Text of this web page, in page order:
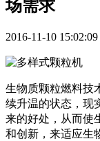
场需求
2016-11-10 15:02:09
生物质颗粒燃料技
续升温的状态，现
来的好处，从而使
和创新，来适应生